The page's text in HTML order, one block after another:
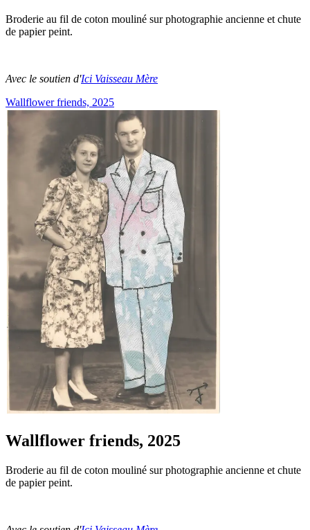
Broderie au fil de coton mouliné sur photographie ancienne et chute
de papier peint.
Avec le soutien d'Ici Vaisseau Mère
Wallflower friends, 2025
Wallflower friends, 2025
Broderie au fil de coton mouliné sur photographie ancienne et chute
de papier peint.